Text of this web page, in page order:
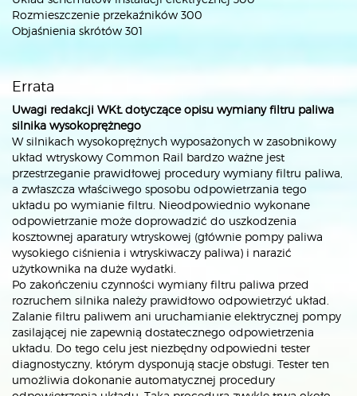
Rozmieszczenie przekaźników 300
Objaśnienia skrótów 301
Errata
Uwagi redakcji WKŁ dotyczące opisu wymiany filtru paliwa
silnika wysokoprężnego
W silnikach wysokoprężnych wyposażonych w zasobnikowy
układ wtryskowy Common Rail bardzo ważne jest
przestrzeganie prawidłowej procedury wymiany filtru paliwa,
a zwłaszcza właściwego sposobu odpowietrzania tego
układu po wymianie filtru. Nieodpowiednio wykonane
odpowietrzanie może doprowadzić do uszkodzenia
kosztownej aparatury wtryskowej (głównie pompy paliwa
wysokiego ciśnienia i wtryskiwaczy paliwa) i narazić
użytkownika na duże wydatki.
Po zakończeniu czynności wymiany filtru paliwa przed
rozruchem silnika należy prawidłowo odpowietrzyć układ.
Zalanie filtru paliwem ani uruchamianie elektrycznej pompy
zasilającej nie zapewnią dostatecznego odpowietrzenia
układu. Do tego celu jest niezbędny odpowiedni tester
diagnostyczny, którym dysponują stacje obsługi. Tester ten
umożliwia dokonanie automatycznej procedury